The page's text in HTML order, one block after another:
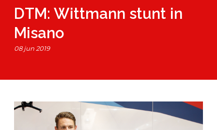
DTM: Wittmann stunt in
Misano
08 jun 2019